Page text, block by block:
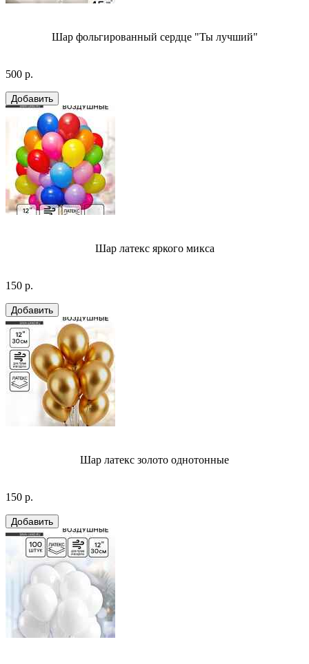
Шар фольгированный сердце "Ты лучший"
500 р.
Шар латекс яркого микса
150 р.
Шар латекс золото однотонные
150 р.